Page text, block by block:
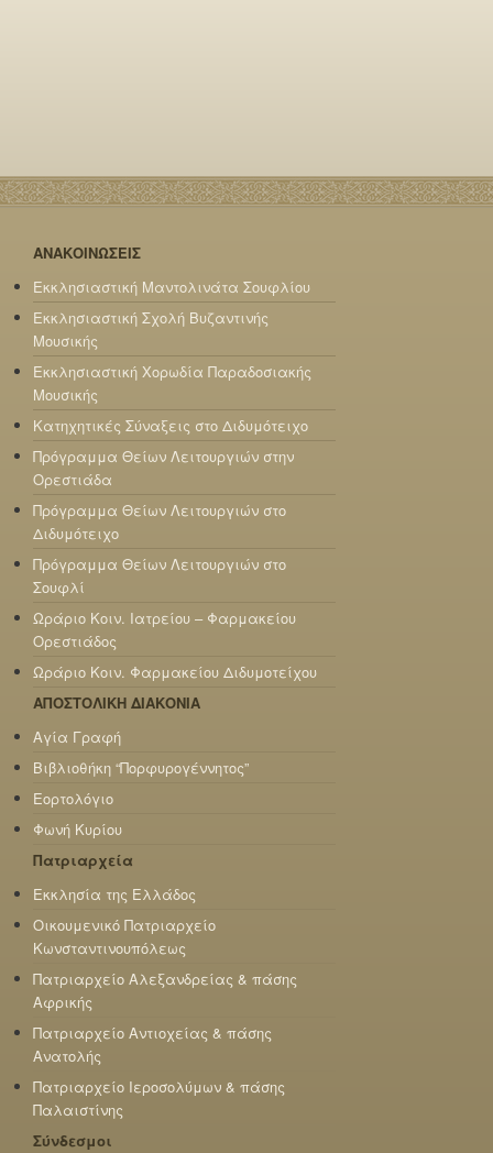
ΑΝΑΚΟΙΝΩΣΕΙΣ
Εκκλησιαστική Μαντολινάτα Σουφλίου
Εκκλησιαστική Σχολή Βυζαντινής
Μουσικής
Εκκλησιαστική Χορωδία Παραδοσιακής
Μουσικής
Κατηχητικές Σύναξεις στο Διδυμότειχο
Πρόγραμμα Θείων Λειτουργιών στην
Ορεστιάδα
Πρόγραμμα Θείων Λειτουργιών στο
Διδυμότειχο
Πρόγραμμα Θείων Λειτουργιών στο
Σουφλί
Ωράριο Κοιν. Ιατρείου – Φαρμακείου
Ορεστιάδος
Ωράριο Κοιν. Φαρμακείου Διδυμοτείχου
ΑΠΟΣΤΟΛΙΚΗ ΔΙΑΚΟΝΙΑ
Αγία Γραφή
Βιβλιοθήκη “Πορφυρογέννητος”
Εορτολόγιο
Φωνή Κυρίου
Πατριαρχεία
Εκκλησία της Ελλάδος
Οικουμενικό Πατριαρχείο
Κωνσταντινουπόλεως
Πατριαρχείο Αλεξανδρείας & πάσης
Αφρικής
Πατριαρχείο Αντιοχείας & πάσης
Ανατολής
Πατριαρχείο Ιεροσολύμων & πάσης
Παλαιστίνης
Σύνδεσμοι